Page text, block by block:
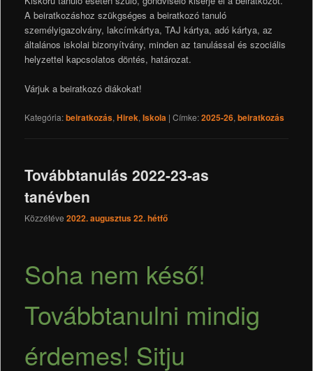
A beiratkozáshoz szükgséges a beiratkozó tanuló
személyigazolvány, lakcímkártya, TAJ kártya, adó kártya, az
általános iskolai bizonyítvány, minden az tanulással és szociális
helyzettel kapcsolatos döntés, határozat.
Várjuk a beiratkozó diákokat!
Kategória:beiratkozás, Hirek, Iskola | Címke:2025-26, beiratkozás
Továbbtanulás 2022-23-as
tanévben
Közzétéve 2022. augusztus 22. hétfő
Soha nem késő!
Továbbtanulni mindig
érdemes! Sitju